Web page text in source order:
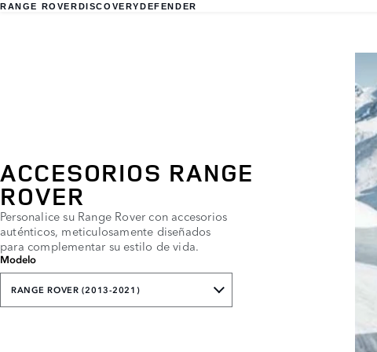
RANGE ROVERDISCOVERYDEFENDER
ACCESORIOS RANGE
ROVER
Personalice su Range Rover con accesorios
auténticos, meticulosamente diseñados
para complementar su estilo de vida.
Modelo
RANGE ROVER (2013-2021)